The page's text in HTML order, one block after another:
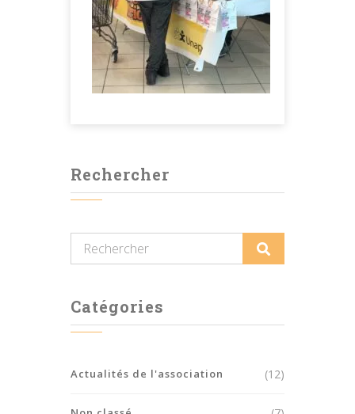
Rechercher
Catégories
Actualités de l'association (12)